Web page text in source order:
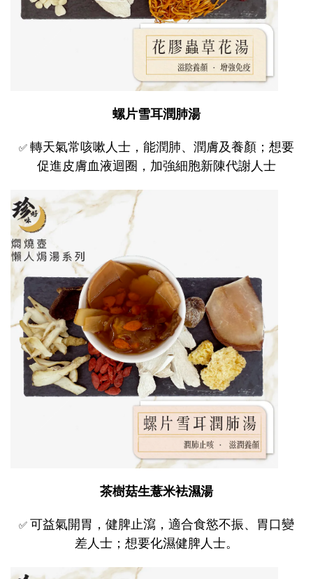
螺片雪耳潤肺湯
✅ 轉天氣常咳嗽人士，能潤肺、潤膚及養顏；想要
促進皮膚血液迴圈，加強細胞新陳代謝人士
茶樹菇生薏米袪濕湯
✅ 可益氣開胃，健脾止瀉，適合食慾不振、胃口變
差人士；想要化濕健脾人士。